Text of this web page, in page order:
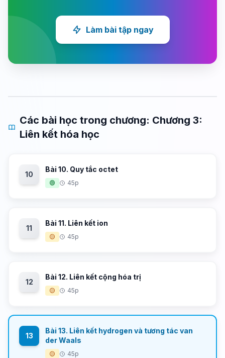
Làm bài tập ngay
Các bài học trong chương: Chương 3:
Liên kết hóa học
10
Bài 10. Quy tắc octet
🟢 45p
11
Bài 11. Liên kết ion
🟡 45p
12
Bài 12. Liên kết cộng hóa trị
🟡 45p
13
Bài 13. Liên kết hydrogen và tương tác van
der Waals
🟡 45p